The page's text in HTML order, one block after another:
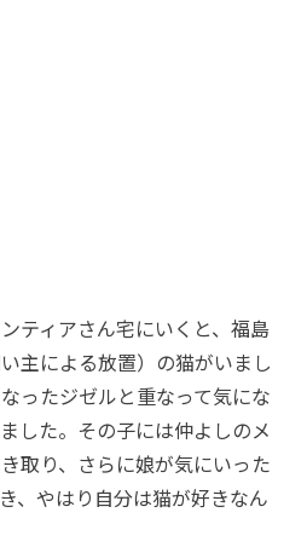
ティアさん宅にいくと、福島
主による放置）の猫がいまし
ったジゼルと重なって気にな
した。その子には仲よしのメ
取り、さらに娘が気にいった
、やはり自分は猫が好きなん